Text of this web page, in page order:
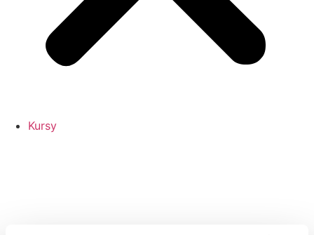
Kursy